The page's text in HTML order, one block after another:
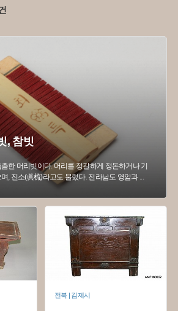
도
, 참빗
한 머리빗이다. 머리를 정갈하게 정돈하거나 기
, 진소(眞梳)라고도 불렀다. 전라남도 영암과 ...
전북 | 김제시